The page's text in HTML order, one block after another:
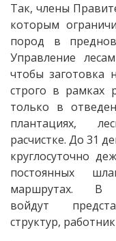
Так, члены
которым
пород в
Управление
чтобы заготовка
строго в рамках
только в
плантациях,
расчистке. До 31
круглосуточно
постоянных
маршрутах. В
войдут
структур,